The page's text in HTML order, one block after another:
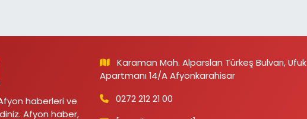
haberleri ve
Afyon haber,
Karaman Mah. Alparslan Türkeş Bulvarı, Ufuk
Apartmanı 14/A Afyonkarahisar
0272 212 21 00